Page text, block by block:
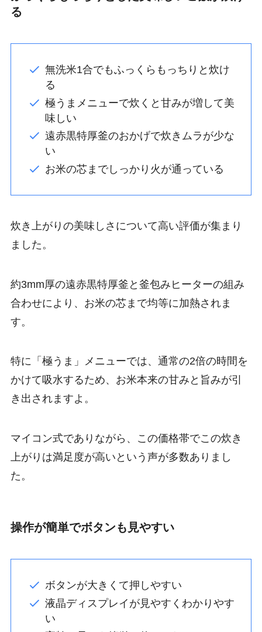
る
無洗米1合でもふっくらもっちりと炊け
る
極うまメニューで炊くと甘みが増して美
味しい
遠赤黒特厚釜のおかげで炊きムラが少な
い
お米の芯までしっかり火が通っている
炊き上がりの美味しさについて高い評価が集まり
ました。
約3mm厚の遠赤黒特厚釜と釜包みヒーターの組み
合わせにより、お米の芯まで均等に加熱されま
す。
特に「極うま」メニューでは、通常の2倍の時間を
かけて吸水するため、お米本来の甘みと旨みが引
き出されますよ。
マイコン式でありながら、この価格帯でこの炊き
上がりは満足度が高いという声が多数ありまし
た。
操作が簡単でボタンも見やすい
ボタンが大きくて押しやすい
液晶ディスプレイが見やすくわかりやす
い